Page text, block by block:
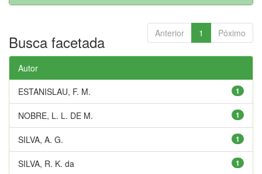
Anterior 1 Póximo
Busca facetada
Autor
1
ESTANISLAU, F. M.
1
NOBRE, L. L. DE M.
1
SILVA, A. G.
1
SILVA, R. K. da